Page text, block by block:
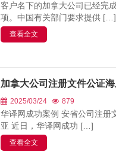
客户名下的加拿大公司已经完
项。中国有关部门要求提供 […]
查看全文
加拿大公司注册文件公证
2025/03/24 879
华译网成功案例 安省公司注册
亚 近日，华译网成功 […]
查看全文